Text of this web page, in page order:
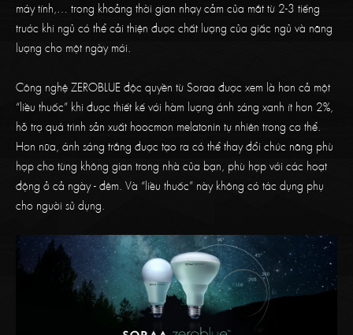
máy tính,… trong khoảng thời gian nhạy cảm của mắt từ 2-3 tiếng
trước khi ngủ có thể cải thiện được chất lượng của giấc ngủ và năng
lượng cho một ngày mới.
Công nghệ ZEROBLUE độc quyền từ Soraa được xem là hơn cả một
“liều thuốc” khi được thiết kế với hàm lượng ánh sáng xanh ít hơn 2%,
hỗ trợ quá trình sản xuất hoocmon melatonin tự nhiên trong cơ thể.
Hơn nữa, ánh sáng trắng được tạo ra có thể thay đổi chức năng phù
hợp cho từng không gian trong nhà của bạn, phù hợp với các hoạt
động ở cả ngày - đêm. Và “liều thuốc” này không có tác dụng phụ
cho người sử dụng.